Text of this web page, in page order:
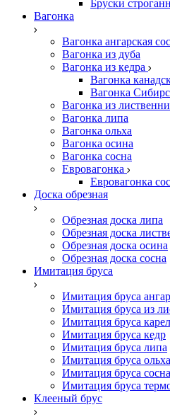
Бруски
Вагонка
Вагонка ангарская
Вагонка из дуба
Вагонка из кедра
Вагонка
Вагонка
Вагонка из
Вагонка липа
Вагонка ольха
Вагонка осина
Вагонка сосна
Евровагонка
Евровагонка
Доска обрезная
Обрезная доска липа
Обрезная доска
Обрезная доска осина
Обрезная доска сосна
Имитация бруса
Имитация бруса
Имитация бруса из
Имитация бруса
Имитация бруса кедр
Имитация бруса липа
Имитация бруса ольха
Имитация бруса сосна
Имитация бруса
Клееный брус